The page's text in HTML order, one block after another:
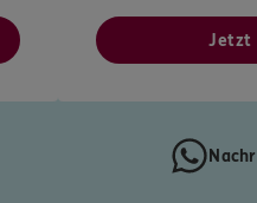
Jetzt